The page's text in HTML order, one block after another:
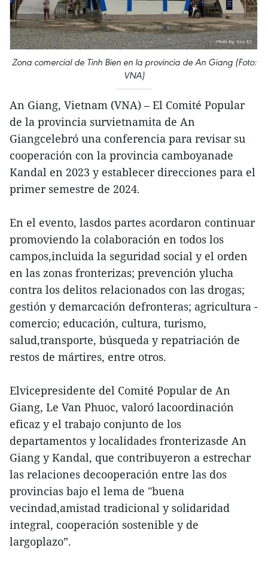
Zona comercial de Tinh Bien en la provincia de An Giang (Foto:
VNA)
An Giang, Vietnam (VNA) – El Comité Popular
de la provincia survietnamita de An
Giangcelebró una conferencia para revisar su
cooperación con la provincia camboyanade
Kandal en 2023 y establecer direcciones para el
primer semestre de 2024.
En el evento, lasdos partes acordaron continuar
promoviendo la colaboración en todos los
campos,incluida la seguridad social y el orden
en las zonas fronterizas; prevención ylucha
contra los delitos relacionados con las drogas;
gestión y demarcación defronteras; agricultura -
comercio; educación, cultura, turismo,
salud,transporte, búsqueda y repatriación de
restos de mártires, entre otros.
Elvicepresidente del Comité Popular de An
Giang, Le Van Phuoc, valoró lacoordinación
eficaz y el trabajo conjunto de los
departamentos y localidades fronterizasde An
Giang y Kandal, que contribuyeron a estrechar
las relaciones decooperación entre las dos
provincias bajo el lema de "buena
vecindad,amistad tradicional y solidaridad
integral, cooperación sostenible y de
largoplazo”.